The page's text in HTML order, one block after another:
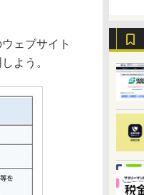
ェブサイト
よう。